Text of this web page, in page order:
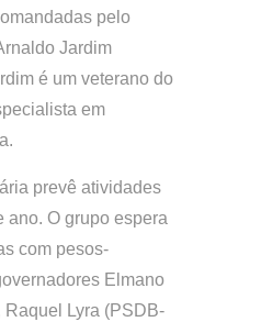
pelo
Jardim
é um veterano do
em
prevê atividades
ano. O grupo espera
com pesos-
Elmano
Raquel Lyra (PSDB-